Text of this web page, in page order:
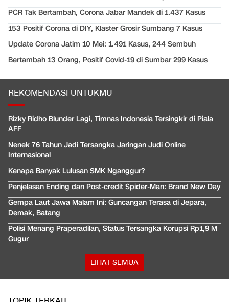
PCR Tak Bertambah, Corona Jabar Mandek di 1.437 Kasus
153 Positif Corona di DIY, Klaster Grosir Sumbang 7 Kasus
Update Corona Jatim 10 Mei: 1.491 Kasus, 244 Sembuh
Bertambah 13 Orang, Positif Covid-19 di Sumbar 299 Kasus
REKOMENDASI UNTUKMU
Rizky Ridho Blunder Lagi, Timnas Indonesia Tersingkir di Piala
AFF
Nenek 76 Tahun Jadi Tersangka Jaringan Judi Online
Internasional
Kenapa Banyak Lulusan SMK Nganggur?
Penjelasan Ending dan Post-credit Spider-Man: Brand New Day
Gempa Laut Jawa Malam Ini: Guncangan Terasa di Jepara,
Demak, Batang
Polisi Menang Praperadilan, Status Tersangka Korupsi Rp1,9 M
Gugur
LIHAT SEMUA